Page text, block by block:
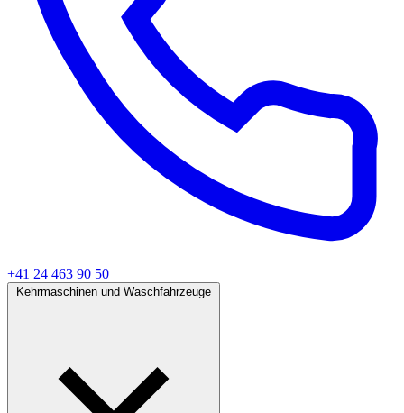
+41 24 463 90 50